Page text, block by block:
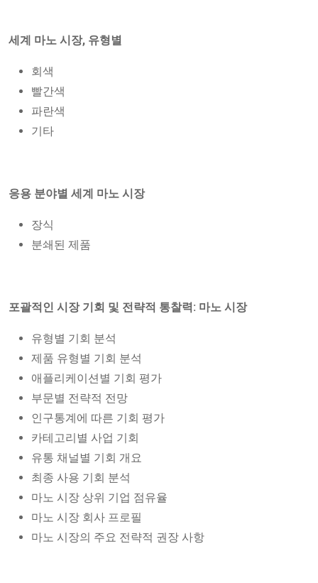
세계 마노 시장, 유형별
회색
빨간색
파란색
기타
응용 분야별 세계 마노 시장
장식
분쇄된 제품
포괄적인 시장 기회 및 전략적 통찰력: 마노 시장
유형별 기회 분석
제품 유형별 기회 분석
애플리케이션별 기회 평가
부문별 전략적 전망
인구통계에 따른 기회 평가
카테고리별 사업 기회
유통 채널별 기회 개요
최종 사용 기회 분석
마노 시장 상위 기업 점유율
마노 시장 회사 프로필
마노 시장의 주요 전략적 권장 사항